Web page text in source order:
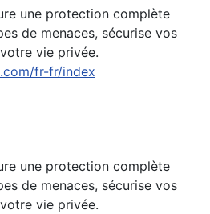
une protection complète
de menaces, sécurise vos
vie privée.
fr-fr/index
une protection complète
de menaces, sécurise vos
vie privée.